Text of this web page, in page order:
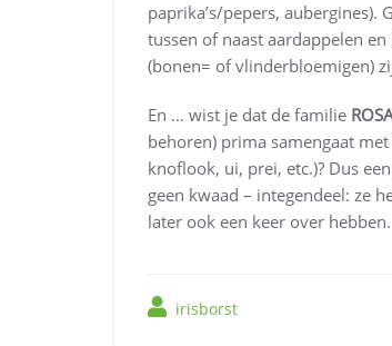
paprika’s/pepers, aubergines).
tussen of naast aardappelen
(bonen= of vlinderbloemigen)
En … wist je dat de familie
behoren) prima samengaat
knoflook, ui, prei, etc.)? Dus
geen kwaad – integendeel: ze
later ook een keer over hebben.
irisborst